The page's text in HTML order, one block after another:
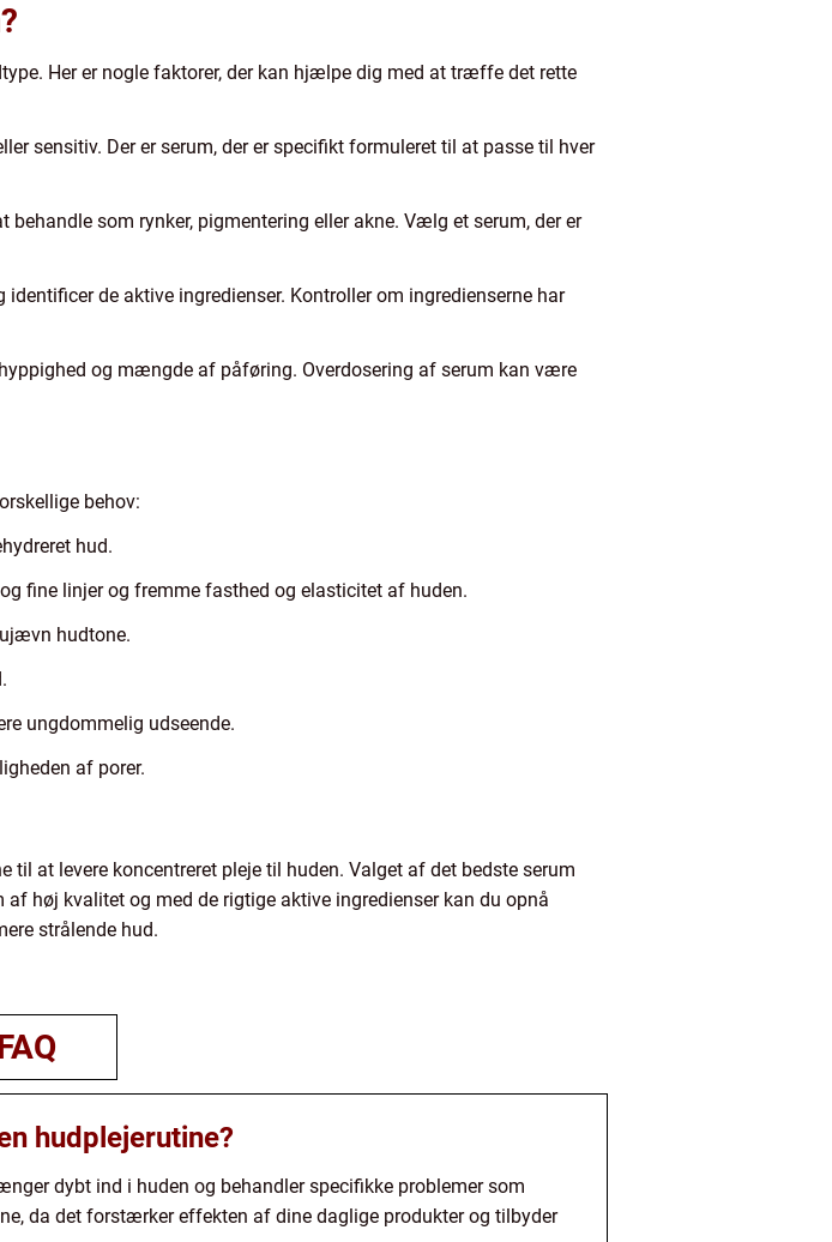
Her er nogle faktorer, der kan hjælpe dig med at træffe det rette
sensitiv. Der er serum, der er specifikt formuleret til at passe til hver
som rynker, pigmentering eller akne. Vælg et serum, der er
de aktive ingredienser. Kontroller om ingredienserne har
og mængde af påføring. Overdosering af serum kan være
behov:
hud.
fine linjer og fremme fasthed og elasticitet af huden.
hudtone.
ungdommelig udseende.
af porer.
til at levere koncentreret pleje til huden. Valget af det bedste serum
høj kvalitet og med de rigtige aktive ingredienser kan du opnå
strålende hud.
hudplejerutine?
dybt ind i huden og behandler specifikke problemer som
da det forstærker effekten af dine daglige produkter og tilbyder